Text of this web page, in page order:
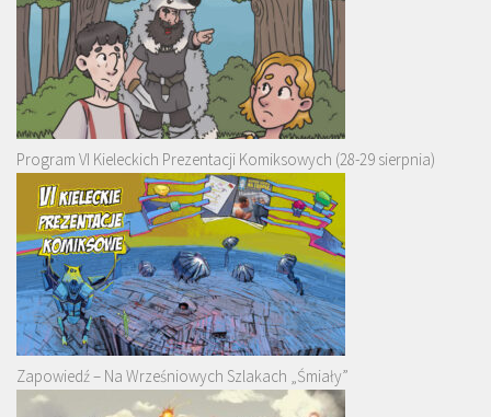
Program VI Kieleckich Prezentacji Komiksowych (28-29 sierpnia)
Zapowiedź – Na Wrześniowych Szlakach „Śmiały”